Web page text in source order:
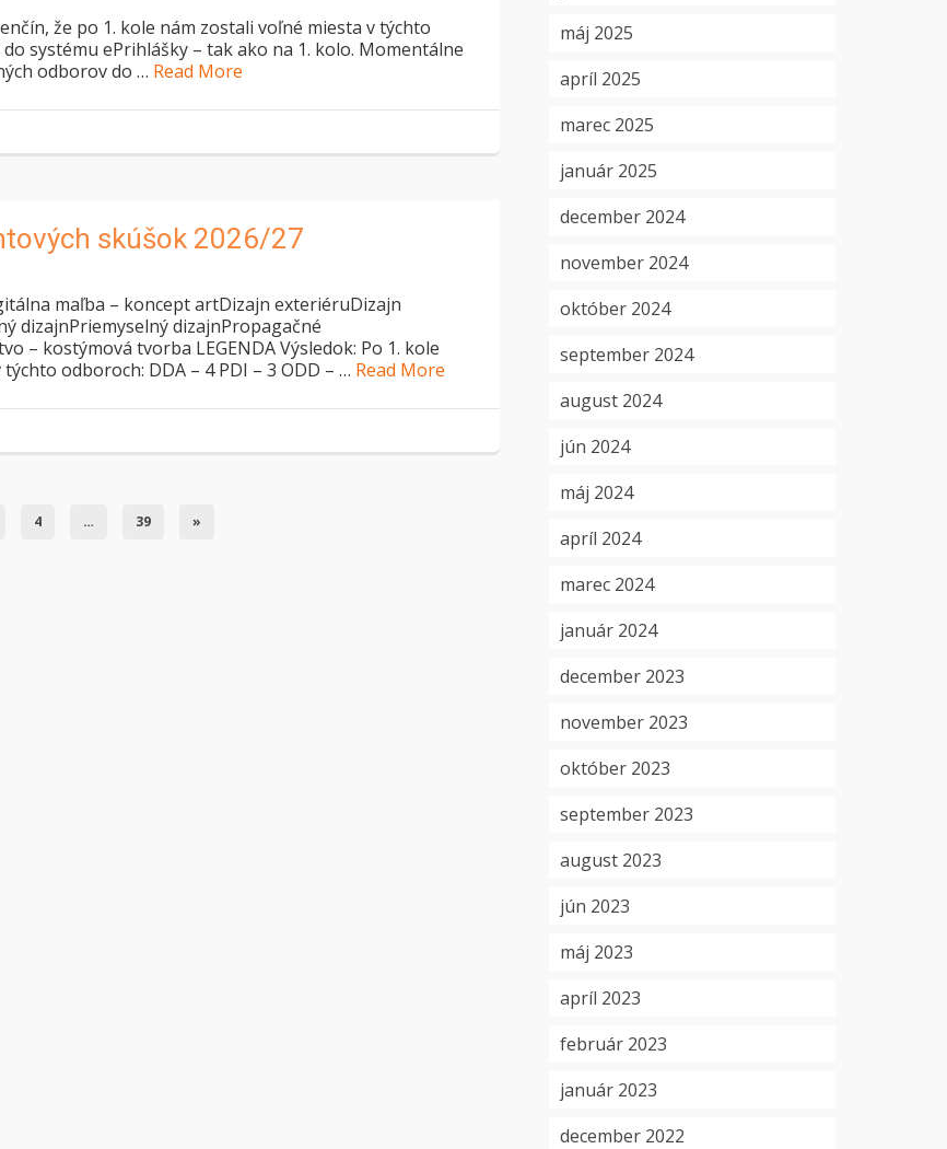
že po 1. kole nám zostali voľné miesta v týchto
systému ePrihlášky – tak ako na 1. kolo. Momentálne
odborov do … Read More
skúšok 2026/27
maľba – koncept artDizajn exteriéruDizajn
dizajnPriemyselný dizajnPropagačné
– kostýmová tvorba LEGENDA Výsledok: Po 1. kole
odboroch: DDA – 4 PDI – 3 ODD – … Read More
4 … 39 »
máj 2025
apríl 2025
marec 2025
január 2025
december 2024
november 2024
október 2024
september 2024
august 2024
jún 2024
máj 2024
apríl 2024
marec 2024
január 2024
december 2023
november 2023
október 2023
september 2023
august 2023
jún 2023
máj 2023
apríl 2023
február 2023
január 2023
december 2022